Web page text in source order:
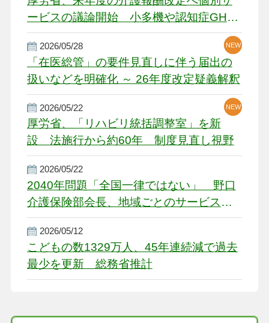
ービスの議論開始 小多機や認知症GH、
厳しい経営環境に危機感
2026/05/28
「在医総管」の要件見直しに伴う届出の
扱いなどを明確化 ～ 26年度改定疑義解釈
NEW
NEW
2026/05/22
厚労省、「リハビリ統括調整室」を新
設 法施行から約60年 制度見直し視野
NEW
2026/05/22
2040年問題「全国一律ではない」 野口
介護保険部会長、地域ごとのサービス基
盤整備を促す
2026/05/12
こどもの数1329万人、45年連続減で過去
最少を更新 総務省推計